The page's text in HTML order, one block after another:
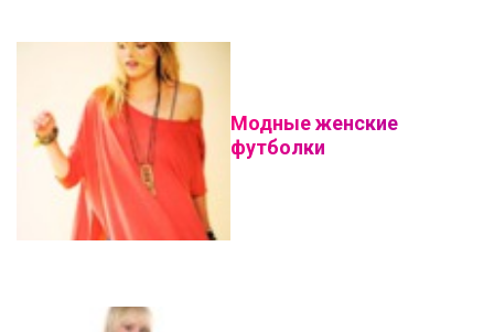
Модные женские
футболки